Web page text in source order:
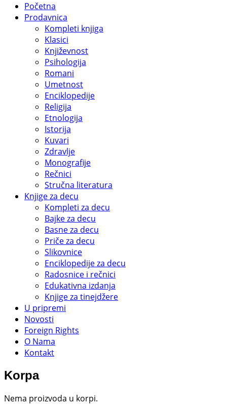
Početna
Prodavnica
Kompleti knjiga
Klasici
Književnost
Psihologija
Romani
Umetnost
Enciklopedije
Religija
Etnologija
Istorija
Kuvari
Zdravlje
Monografije
Rečnici
Stručna literatura
Knjige za decu
Kompleti za decu
Bajke za decu
Basne za decu
Priče za decu
Slikovnice
Enciklopedije za decu
Radosnice i rečnici
Edukativna izdanja
Knjige za tinejdžere
U pripremi
Novosti
Foreign Rights
O Nama
Kontakt
Korpa
Nema proizvoda u korpi.